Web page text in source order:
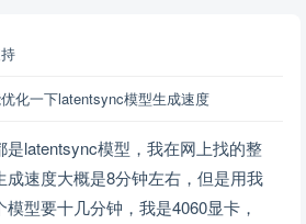
化一下latentsync模型生成速度
是latentsync模型，我在网上找的整
成速度大概是8分钟左右，但是用我
模型要十几分钟，我是4060显卡，